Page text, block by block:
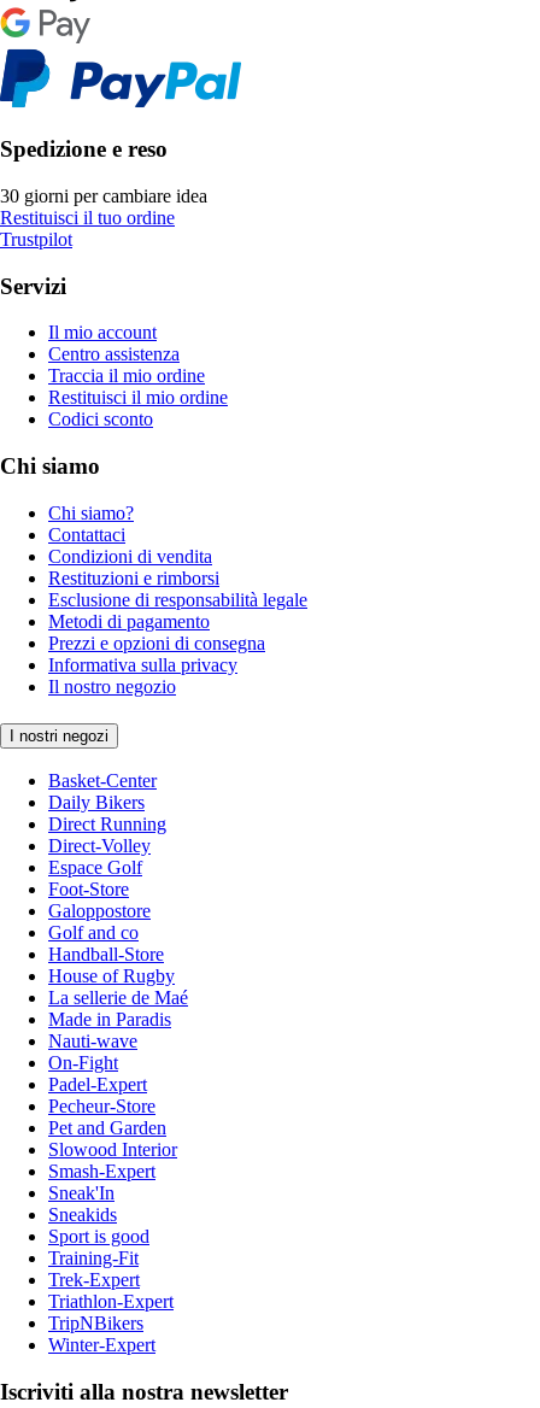
Spedizione e reso
30 giorni per cambiare idea
Restituisci il tuo ordine
Trustpilot
Servizi
Il mio account
Centro assistenza
Traccia il mio ordine
Restituisci il mio ordine
Codici sconto
Chi siamo
Chi siamo?
Contattaci
Condizioni di vendita
Restituzioni e rimborsi
Esclusione di responsabilità legale
Metodi di pagamento
Prezzi e opzioni di consegna
Informativa sulla privacy
Il nostro negozio
I nostri negozi
Basket-Center
Daily Bikers
Direct Running
Direct-Volley
Espace Golf
Foot-Store
Galoppostore
Golf and co
Handball-Store
House of Rugby
La sellerie de Maé
Made in Paradis
Nauti-wave
On-Fight
Padel-Expert
Pecheur-Store
Pet and Garden
Slowood Interior
Smash-Expert
Sneak'In
Sneakids
Sport is good
Training-Fit
Trek-Expert
Triathlon-Expert
TripNBikers
Winter-Expert
Iscriviti alla nostra newsletter